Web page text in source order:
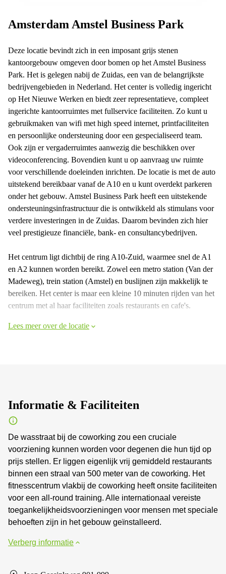
Amsterdam Amstel Business Park
Deze locatie bevindt zich in een imposant grijs stenen
kantoorgebouw omgeven door bomen op het Amstel Business
Park. Het is gelegen nabij de Zuidas, een van de belangrijkste
bedrijvengebieden in Nederland. Het center is volledig ingericht
op Het Nieuwe Werken en biedt zeer representatieve, compleet
ingerichte kantoorruimtes met fullservice faciliteiten. Zo kunt u
gebruikmaken van wifi met high speed internet, printfaciliteiten
en persoonlijke ondersteuning door een gespecialiseerd team.
Ook zijn er vergaderruimtes aanwezig die beschikken over
videoconferencing. Bovendien kunt u op aanvraag uw ruimte
voor verschillende doeleinden inrichten. De locatie is met de auto
uitstekend bereikbaar vanaf de A10 en u kunt overdekt parkeren
onder het gebouw. Amstel Business Park heeft een uitstekende
ondersteuningsinfrastructuur die is ontwikkeld als stimulans voor
verdere investeringen in de Zuidas. Daarom bevinden zich hier
veel prestigieuze financiële, bank- en consultancybedrijven.
Het centrum ligt dichtbij de ring A10-Zuid, waarmee snel de A1
en A2 kunnen worden bereikt. Zowel een metro station (Van der
Madeweg), trein station (Amstel) en buslijnen zijn makkelijk te
bereiken. Het center is maar een kleine 10 minuten rijden van het
centrum met al haar faciliteiten zoals restaurants en cafe's.
Lees meer over de locatie
Informatie & Faciliteiten
De wasstraat bij de coworking zou een cruciale
voorziening kunnen worden voor degenen die hun tijd op
prijs stellen. Er liggen eigenlijk vrij gemiddeld restaurants
binnen een straal van 500 meter van de coworking. Het
fitnesscentrum vlakbij de coworking heeft onsite faciliteiten
voor een all-round training. Alle internationaal vereiste
toegankelijkheidsvoorzieningen voor mensen met speciale
behoeften zijn in het gebouw geïnstalleerd.
Verberg informatie